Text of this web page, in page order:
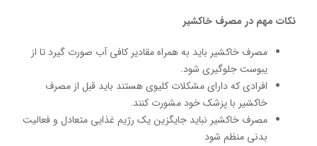
نکات مهم در مصرف خاکشیر
مصرف خاکشیر باید به همراه مقادیر کافی آب صورت گیرد تا از
یبوست جلوگیری شود.
افرادی که دارای مشکلات کلیوی هستند باید قبل از مصرف
خاکشیر با پزشک خود مشورت کنند.
مصرف خاکشیر نباید جایگزین یک رژیم غذایی متعادل و فعالیت
بدنی منظم شود